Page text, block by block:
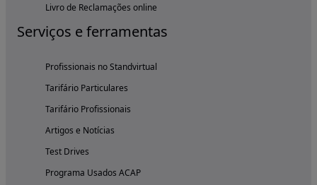
Livro de Reclamações online
Serviços e ferramentas
Profissionais no Standvirtual
Tarifário Particulares
Tarifário Profissionais
Artigos e Notícias
Test Drives
Programa Usados ACAP